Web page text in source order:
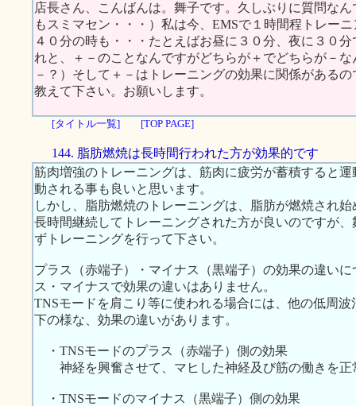
店長さん、こんばんは。舞子です。久しぶりに質問な
もスミマセン・・・）私は今、EMSで１時間程トレー
４０分の時も・・・たとえばお昼に３０分、夜に３０
れと、＋－のことなんですがどちらが＋でどちらが－
－？）そして＋－はトレーニングの効果に関係がある
教えて下さい。お願いします。
[タイトル一覧] [TOP PAGE]
144. 脂肪燃焼は長時間行われた方が効果的です
筋肉増強のトレーニングは、筋肉に疲労が蓄積すると
動される事も良いと思います。
しかし、脂肪燃焼のトレーニングは、脂肪が燃焼され
長時間継続してトレーニングされた方が良いのですが
ずトレーニングを行って下さい。
プラス（赤端子）・マイナス（黒端子）の効果の違い
ス・マイナスで効果の違いはありません。
TNSモードを肩こり等に使われる場合には、他の低周
下の様な、効果の違いがあります。
・TNSモードのプラス（赤端子）側の効果
神経を興奮させて、マヒした神経及び筋の働きを正
・TNSモードのマイナス（黒端子）側の効果